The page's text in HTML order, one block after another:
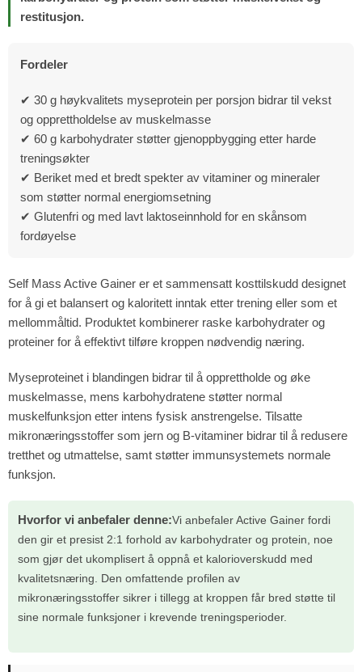
restitusjon.
Fordeler
✔ 30 g høykvalitets myseprotein per porsjon bidrar til vekst
og opprettholdelse av muskelmasse
✔ 60 g karbohydrater støtter gjenoppbygging etter harde
treningsøkter
✔ Beriket med et bredt spekter av vitaminer og mineraler
som støtter normal energiomsetning
✔ Glutenfri og med lavt laktoseinnhold for en skånsom
fordøyelse
Self Mass Active Gainer er et sammensatt kosttilskudd designet
for å gi et balansert og kaloritett inntak etter trening eller som et
mellommåltid. Produktet kombinerer raske karbohydrater og
proteiner for å effektivt tilføre kroppen nødvendig næring.
Myseproteinet i blandingen bidrar til å opprettholde og øke
muskelmasse, mens karbohydratene støtter normal
muskelfunksjon etter intens fysisk anstrengelse. Tilsatte
mikronæringsstoffer som jern og B-vitaminer bidrar til å redusere
tretthet og utmattelse, samt støtter immunsystemets normale
funksjon.
Hvorfor vi anbefaler denne:Vi anbefaler Active Gainer fordi
den gir et presist 2:1 forhold av karbohydrater og protein, noe
som gjør det ukomplisert å oppnå et kalorioverskudd med
kvalitetsnæring. Den omfattende profilen av
mikronæringsstoffer sikrer i tillegg at kroppen får bred støtte til
sine normale funksjoner i krevende treningsperioder.